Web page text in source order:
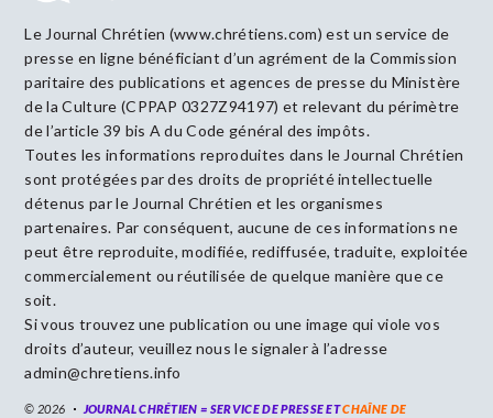
Le Journal Chrétien (www.chrétiens.com) est un service de
presse en ligne bénéficiant d’un agrément de la Commission
paritaire des publications et agences de presse du Ministère
de la Culture (CPPAP 0327Z94197) et relevant du périmètre
de l’article 39 bis A du Code général des impôts.
Toutes les informations reproduites dans le Journal Chrétien
sont protégées par des droits de propriété intellectuelle
détenus par le Journal Chrétien et les organismes
partenaires. Par conséquent, aucune de ces informations ne
peut être reproduite, modifiée, rediffusée, traduite, exploitée
commercialement ou réutilisée de quelque manière que ce
soit.
Si vous trouvez une publication ou une image qui viole vos
droits d’auteur, veuillez nous le signaler à l’adresse
admin@chretiens.info
© 2026 JOURNAL CHRÉTIEN = SERVICE DE PRESSE ETCHAÎNE DE